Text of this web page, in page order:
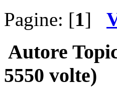
Pagine: [1]
Autore
5550 volte)